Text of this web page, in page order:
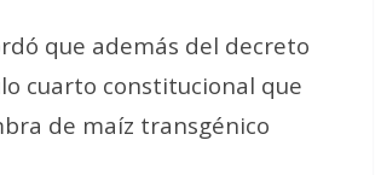
que además del decreto
cuarto constitucional que
de maíz transgénico